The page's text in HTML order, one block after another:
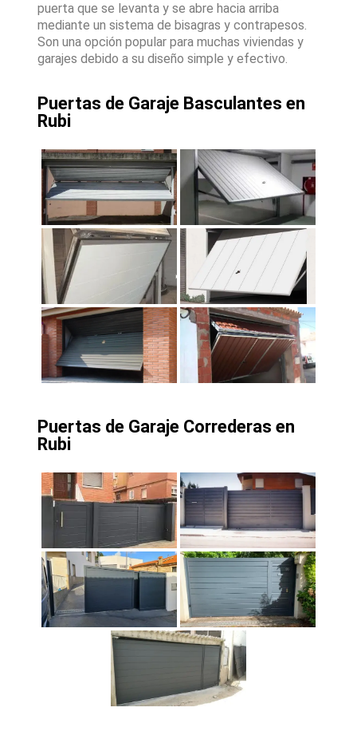
puerta que se levanta y se abre hacia arriba
mediante un sistema de bisagras y contrapesos.
Son una opción popular para muchas viviendas y
garajes debido a su diseño simple y efectivo.
Puertas de Garaje Basculantes en
Rubi
Puertas de Garaje Correderas en
Rubi